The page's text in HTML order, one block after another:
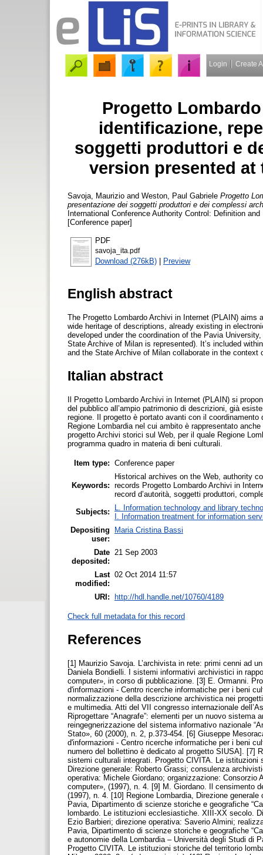
Login Create
Progetto
identificazione,
soggetti produttori e
version presented
Savoja, Maurizio and Weston, Paul Gabriele Progetto
presentazione dei soggetti produttori e dei complessi
International Conference Authority Control: Definition
[Conference paper]
PDF
savoja_ita.pdf
Download (276kB) | Preview
English abstract
The Progetto Lombardo Archivi in Internet (PLAIN)
wide heritage of descriptions, already existing in
developed under the coordination of the Pavia
State Archive of Milan is represented). It’s included
and the State Archive of Milan collaborate in the context
Italian abstract
Il Progetto Lombardo Archivi in Internet (PLAIN) si
del pubblico all’ampio patrimonio di descrizioni, già
regione. Il progetto è portato avanti con il
Regione Lombardia nel cui ambito è rappresentato
progetto Archivi storici sul Web, per il quale Regione
programma quadro in materia di beni culturali.
Item type: Conference paper
Keywords:
Historical archives on the Web, authority
records Progetto Lombardo Archivi in
record d’autorità, soggetti produttori,
Subjects:
L. Information technology and library
I. Information treatment for information
Depositing
user:
Maria Cristina Bassi
Date
deposited:
21 Sep 2003
Last
modified:
02 Oct 2014 11:57
URI: http://hdl.handle.net/10760/4189
Check full metadata for this record
References
[1] Maurizio Savoja. L’archivista in rete: primi cenni ad
Daniela Bondielli. I sistemi informativi archivistici in
computer», in corso di pubblicazione. [3] E. Ormanni.
d'informazioni - Centro ricerche informatiche per i beni
normalizzazione della descrizione archivistica nei
e multimedia. Atti del VII congresso internazionale
Riprogettare “Anagrafe”: elementi per un nuovo
reingegnerizzazione del sistema informativo nazionale
Stato», 60 (2000), n. 2, p.373-454. [6] Giuseppe
d'informazioni - Centro ricerche informatiche per i beni
numero del bollettino è dedicato al progetto SIUSA]. [7]
sistemi culturali integrati. Progetto CIVITA. Le istituzioni
Direzione generale: Roberto Grassi; consulenza
operativa: Michele Giordano; organizzazione:
computer», (1997), n. 4. [9] M. Giordano. Il censimento
(1997), n. 4. [10] Regione Lombardia, Direzione
Pavia, Dipartimento di scienze storiche e geografiche
lombardo. Le istituzioni ecclesiastiche. XIII-XX secolo.
Ezio Barbieri; direzione operativa: Saverio Almini;
Pavia, Dipartimento di scienze storiche e geografiche
e autonomie della Lombardia – Università degli Studi di
Progetto CIVITA. Le istituzioni storiche del territorio